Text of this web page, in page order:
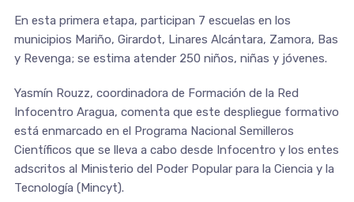
En esta primera etapa, participan 7 escuelas en los
municipios Mariño, Girardot, Linares Alcántara, Zamora, Bas
y Revenga; se estima atender 250 niños, niñas y jóvenes.
Yasmín Rouzz, coordinadora de Formación de la Red
Infocentro Aragua, comenta que este despliegue formativo
está enmarcado en el Programa Nacional Semilleros
Científicos que se lleva a cabo desde Infocentro y los entes
adscritos al Ministerio del Poder Popular para la Ciencia y la
Tecnología (Mincyt).